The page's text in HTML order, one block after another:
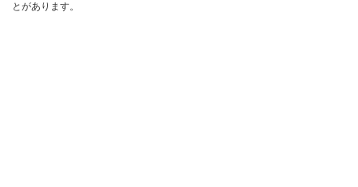
とがあります。